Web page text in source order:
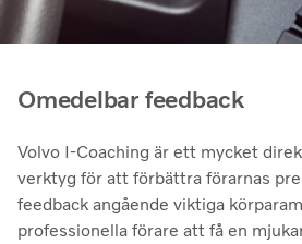
Omedelbar feedback
Volvo I-Coaching är ett mycket
verktyg för att förbättra förarnas
feedback angående viktiga
professionella förare att få en